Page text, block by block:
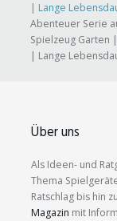
| Lange
Abenteuer Serie
Spielzeug Garten
| Lange
Über uns
Als Ideen- und
Thema
Ratschlag bis hin
Magazin mit